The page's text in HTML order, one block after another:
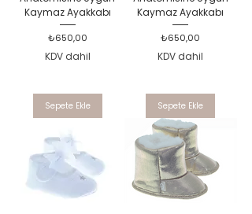
Kaymaz Ayakkabı
Fiyat
₺650,00
KDV dahil
Sepete Ekle
Kaymaz Ayakkabı
Fiyat
₺650,00
KDV dahil
Sepete Ekle